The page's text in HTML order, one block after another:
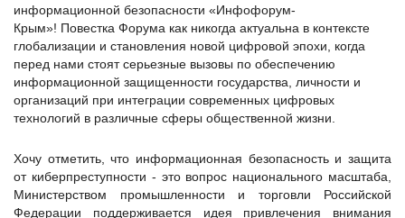
информационной безопасности «Инфофорум-
Крым»! Повестка Форума как никогда актуальна в контексте
глобализации и становления новой цифровой эпохи, когда
перед нами стоят серьезные вызовы по обеспечению
информационной защищенности государства, личности и
организаций при интеграции современных цифровых
технологий в различные сферы общественной жизни.
Хочу отметить, что информационная безопасность и защита
от киберпреступности - это вопрос национального масштаба,
Министерством промышленности и торговли Российской
Федерации поддерживается идея привлечения внимания